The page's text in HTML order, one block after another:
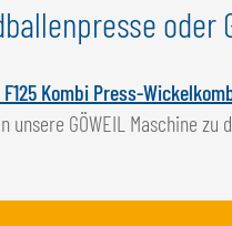
F125 Kombi Press-
GÖWEIL Maschine